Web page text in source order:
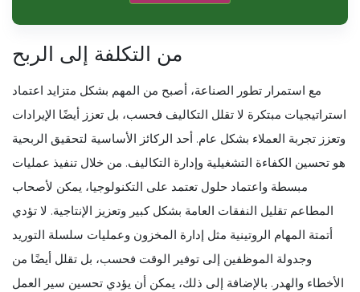
من التكلفة إلى الربح
مع استمرار تطور الصناعة، أصبح من المهم بشكل متزايد اعتماد
استراتيجيات مبتكرة لا تقلل التكاليف فحسب، بل تعزز أيضًا الإيرادات
وتعزز تجربة العملاء بشكل عام. أحد الركائز الأساسية لتحقيق الربحية
هو تحسين الكفاءة التشغيلية وإدارة التكاليف. من خلال تنفيذ عمليات
مبسطة واعتماد حلول تعتمد على التكنولوجيا، يمكن لأصحاب
المطاعم تقليل النفقات العامة بشكل كبير وتعزيز الإنتاجية. لا تؤدي
أتمتة المهام الروتينية مثل إدارة المخزون وعمليات سلسلة التوريد
وجدولة الموظفين إلى توفير الوقت فحسب، بل تقلل أيضًا من
الأخطاء والهدر. بالإضافة إلى ذلك، يمكن أن يؤدي تحسين سير العمل